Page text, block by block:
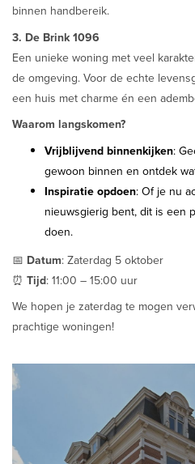
binnen handbereik.
3. De Brink 1096
Een unieke woning met veel
de omgeving. Voor de echte
een huis met charme én een
Waarom langskomen?
Vrijblijvend binnenkijken:
gewoon binnen en ontdek
Inspiratie opdoen: Of je nu
nieuwsgierig bent, dit is een
doen.
📅 Datum: Zaterdag 5 oktober
⏰ Tijd: 11:00 – 15:00 uur
We hopen je zaterdag te mogen
prachtige woningen!